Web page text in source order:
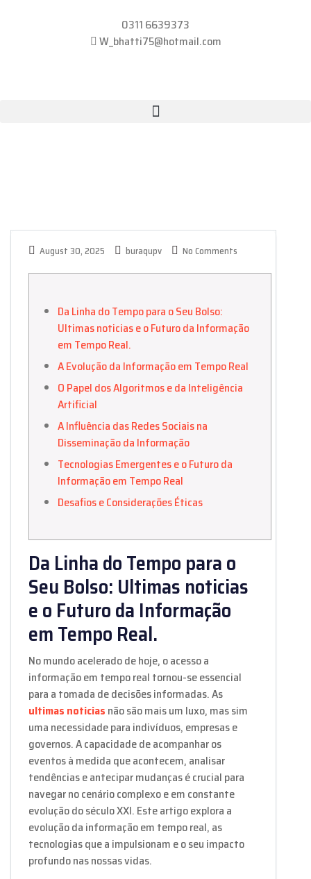
0311 6639373
W_bhatti75@hotmail.com
August 30, 2025 buraqupv No Comments
Da Linha do Tempo para o Seu Bolso:
Ultimas noticias e o Futuro da Informação
em Tempo Real.
A Evolução da Informação em Tempo Real
O Papel dos Algoritmos e da Inteligência
Artificial
A Influência das Redes Sociais na
Disseminação da Informação
Tecnologias Emergentes e o Futuro da
Informação em Tempo Real
Desafios e Considerações Éticas
Da Linha do Tempo para o
Seu Bolso: Ultimas noticias
e o Futuro da Informação
em Tempo Real.
No mundo acelerado de hoje, o acesso a
informação em tempo real tornou-se essencial
para a tomada de decisões informadas. As
ultimas noticias não são mais um luxo, mas sim
uma necessidade para indivíduos, empresas e
governos. A capacidade de acompanhar os
eventos à medida que acontecem, analisar
tendências e antecipar mudanças é crucial para
navegar no cenário complexo e em constante
evolução do século XXI. Este artigo explora a
evolução da informação em tempo real, as
tecnologias que a impulsionam e o seu impacto
profundo nas nossas vidas.